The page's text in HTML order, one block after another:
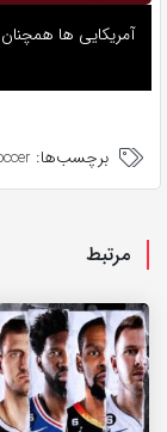
آمریکایی ها
برچسب‌ها:
مرتبط